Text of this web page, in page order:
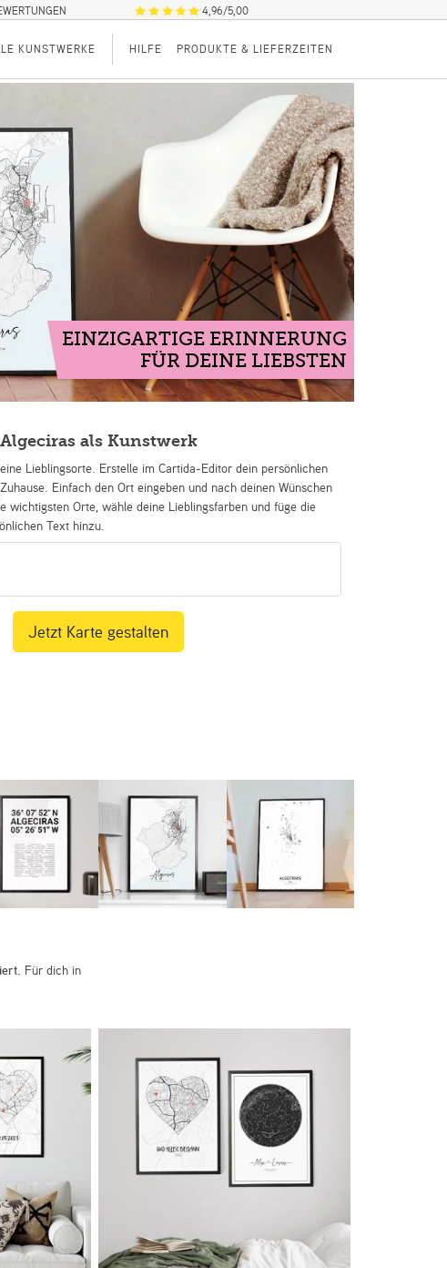
4,96/5,00
KUNSTWERKE HILFE PRODUKTE & LIEFERZEITEN
EINZIGARTIGE ERINNERUNG
FÜR DEINE LIEBSTEN
Algeciras als Kunstwerk
Lieblingsorte. Erstelle im Cartida-Editor dein persönlichen
Einfach den Ort eingeben und nach deinen Wünschen
wichtigsten Orte, wähle deine Lieblingsfarben und füge die
Text hinzu.
Jetzt Karte gestalten
Für dich in